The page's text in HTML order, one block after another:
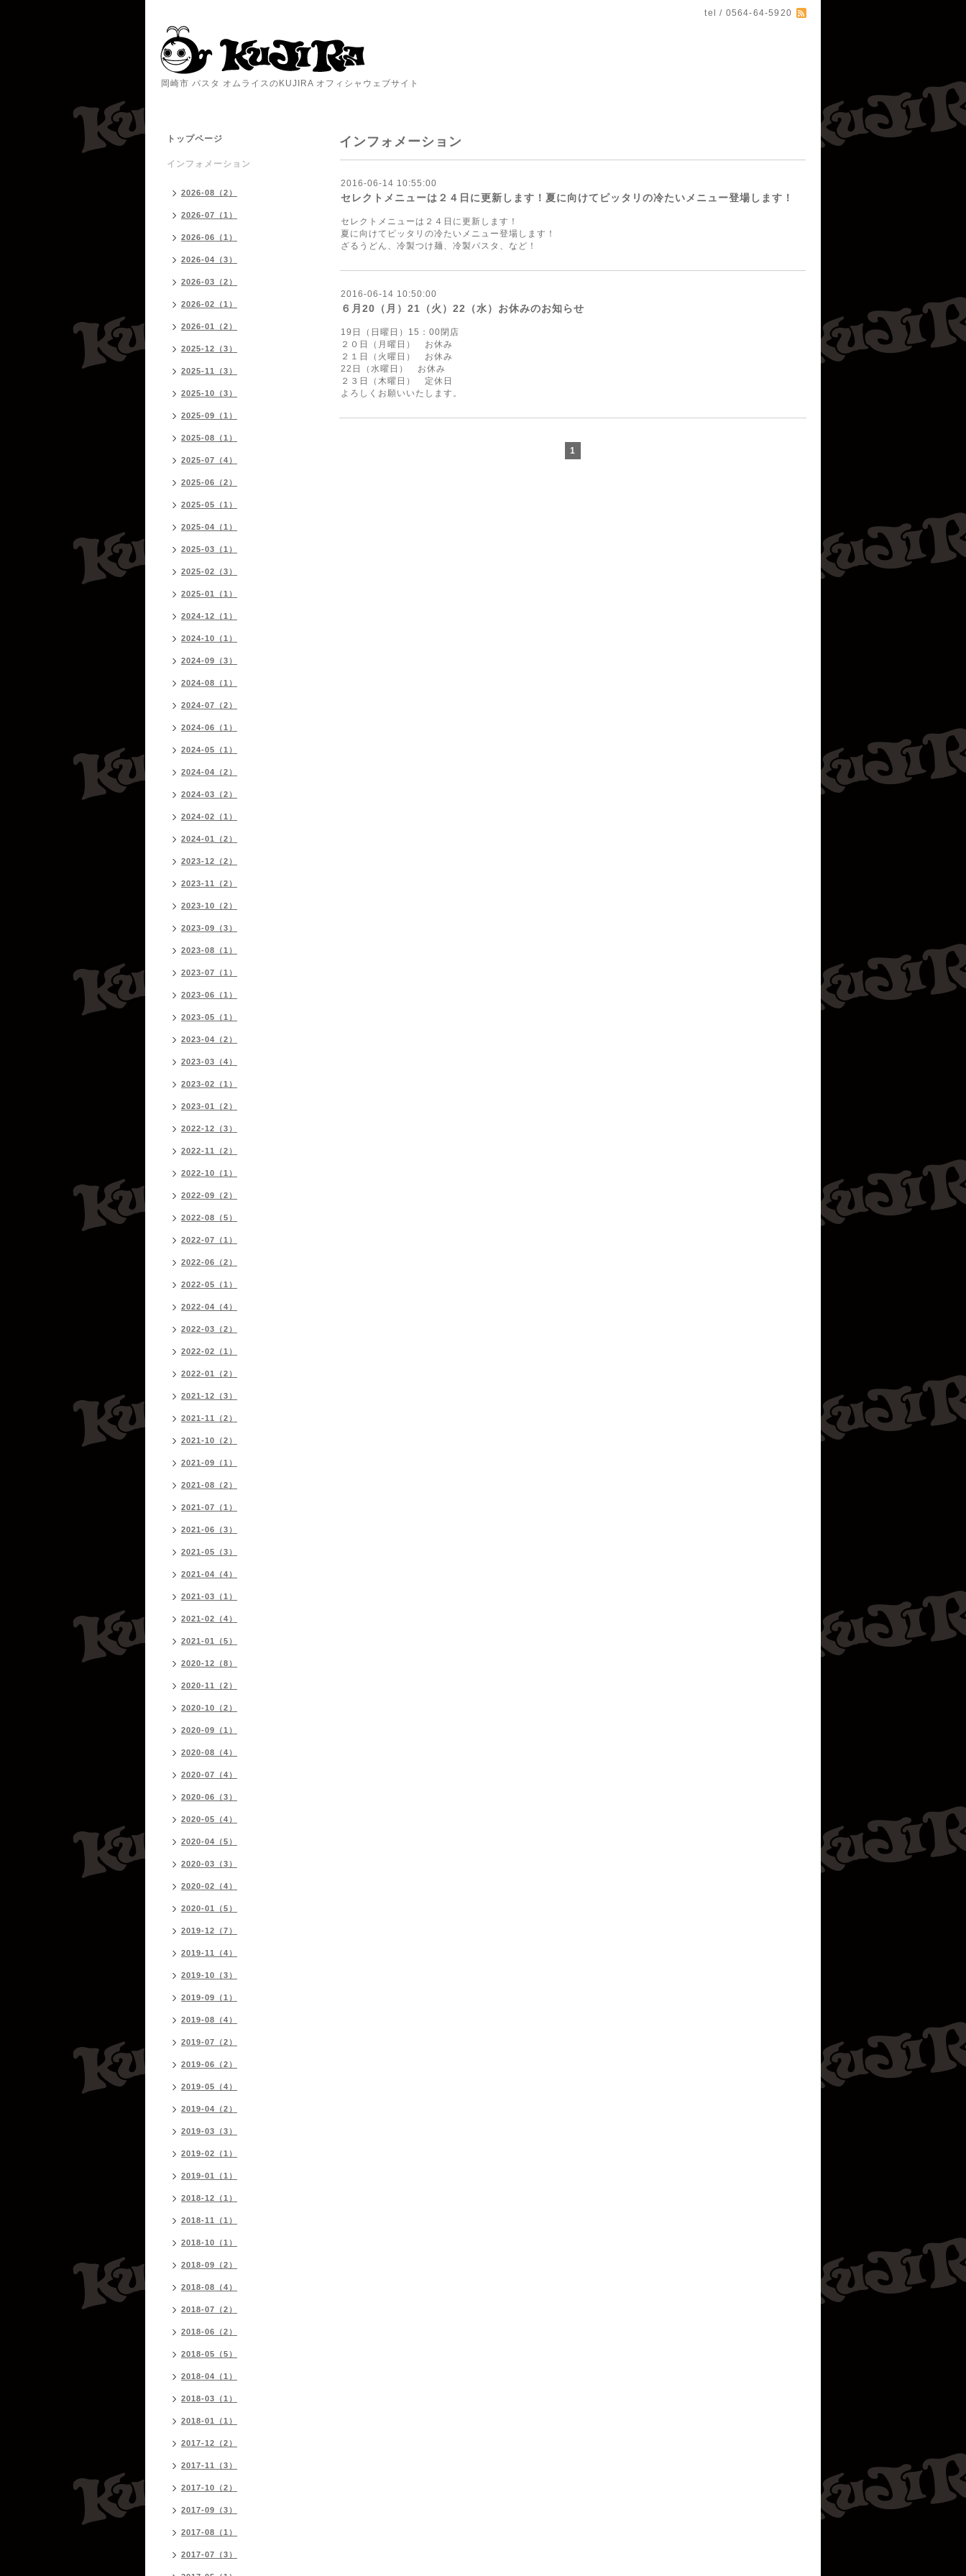
tel / 0564-64-5920
岡崎市 パスタ オムライスのKUJIRA オフィシャウェブサイト
インフォメーション
2016-06-14 10:55:00
セレクトメニューは２４日に更新します！夏に向けてピッタリの冷たいメニュー登場します！
セレクトメニューは２４日に更新します！
夏に向けてピッタリの冷たいメニュー登場します！
ざるうどん、冷製つけ麺、冷製パスタ、など！
2016-06-14 10:50:00
６月20（月）21（火）22（水）お休みのお知らせ
19日（日曜日）15：00閉店
２０日（月曜日） お休み
２１日（火曜日） お休み
22日（水曜日） お休み
２３日（木曜日） 定休日
よろしくお願いいたします。
1
トップページ
インフォメーション
2026-08（2）
2026-07（1）
2026-06（1）
2026-04（3）
2026-03（2）
2026-02（1）
2026-01（2）
2025-12（3）
2025-11（3）
2025-10（3）
2025-09（1）
2025-08（1）
2025-07（4）
2025-06（2）
2025-05（1）
2025-04（1）
2025-03（1）
2025-02（3）
2025-01（1）
2024-12（1）
2024-10（1）
2024-09（3）
2024-08（1）
2024-07（2）
2024-06（1）
2024-05（1）
2024-04（2）
2024-03（2）
2024-02（1）
2024-01（2）
2023-12（2）
2023-11（2）
2023-10（2）
2023-09（3）
2023-08（1）
2023-07（1）
2023-06（1）
2023-05（1）
2023-04（2）
2023-03（4）
2023-02（1）
2023-01（2）
2022-12（3）
2022-11（2）
2022-10（1）
2022-09（2）
2022-08（5）
2022-07（1）
2022-06（2）
2022-05（1）
2022-04（4）
2022-03（2）
2022-02（1）
2022-01（2）
2021-12（3）
2021-11（2）
2021-10（2）
2021-09（1）
2021-08（2）
2021-07（1）
2021-06（3）
2021-05（3）
2021-04（4）
2021-03（1）
2021-02（4）
2021-01（5）
2020-12（8）
2020-11（2）
2020-10（2）
2020-09（1）
2020-08（4）
2020-07（4）
2020-06（3）
2020-05（4）
2020-04（5）
2020-03（3）
2020-02（4）
2020-01（5）
2019-12（7）
2019-11（4）
2019-10（3）
2019-09（1）
2019-08（4）
2019-07（2）
2019-06（2）
2019-05（4）
2019-04（2）
2019-03（3）
2019-02（1）
2019-01（1）
2018-12（1）
2018-11（1）
2018-10（1）
2018-09（2）
2018-08（4）
2018-07（2）
2018-06（2）
2018-05（5）
2018-04（1）
2018-03（1）
2018-01（1）
2017-12（2）
2017-11（3）
2017-10（2）
2017-09（3）
2017-08（1）
2017-07（3）